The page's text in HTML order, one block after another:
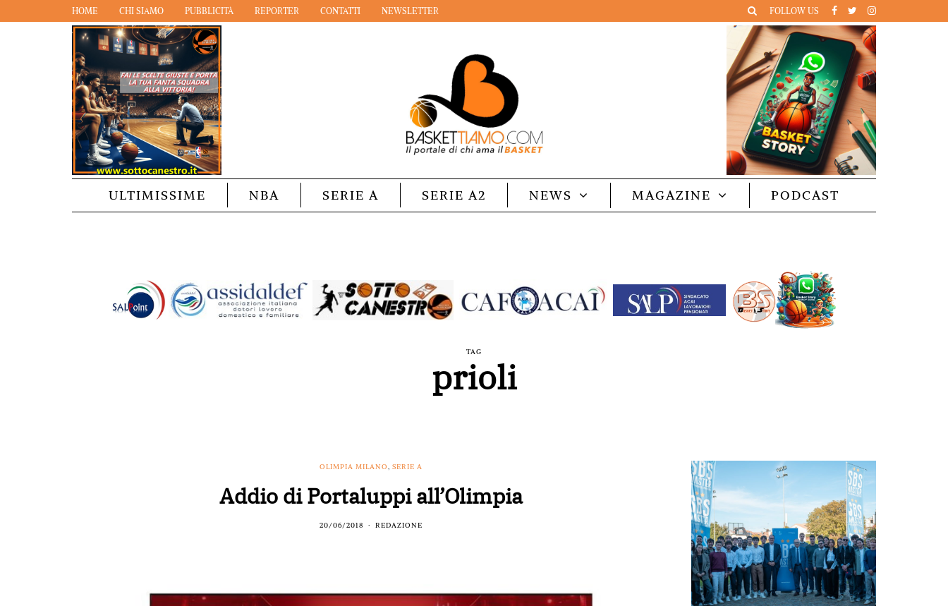
HOME CHI SIAMO PUBBLICITÀ REPORTER CONTATTI NEWSLETTER FOLLOW US
ULTIMISSIME NBA SERIE A SERIE A2 NEWS MAGAZINE PODCAST
TAG
prioli
OLIMPIA MILANO, SERIE A
Addio di Portaluppi all’Olimpia
20/06/2018 REDAZIONE